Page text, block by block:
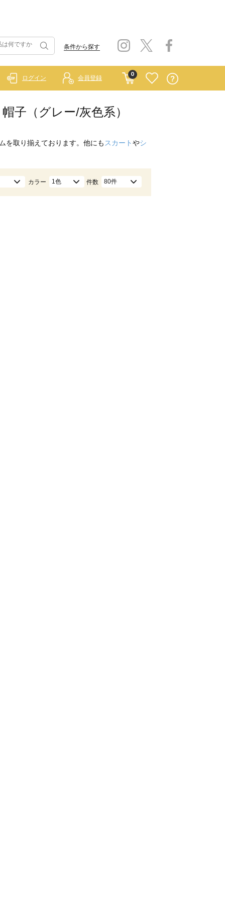
条件から探す
0
ログイン 会員登録
子（グレー/灰色系）
を取り揃えております。他にも スカートやシ
カラー 1色 件数 80件